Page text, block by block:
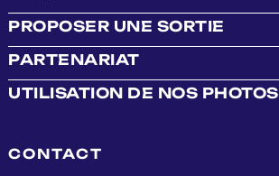
PROPOSER UNE SORTIE
PARTENARIAT
UTILISATION DE NOS PHOTOS
CONTACT